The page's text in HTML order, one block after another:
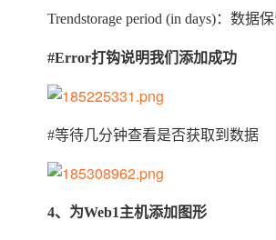
Trendstorage period (in days)：数据
#Error打钩说明我们添加成功
#等待几分钟查看是否获取到数据
4、为Web1主机添加图形